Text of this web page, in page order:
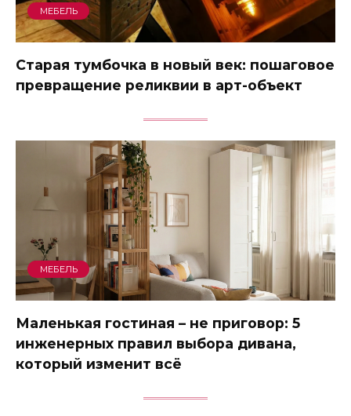
МЕБЕЛЬ
Старая тумбочка в новый век: пошаговое
превращение реликвии в арт-объект
МЕБЕЛЬ
Маленькая гостиная – не приговор: 5
инженерных правил выбора дивана,
который изменит всё